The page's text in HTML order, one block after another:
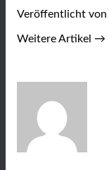
Veröffentlicht von
Weitere Artikel →